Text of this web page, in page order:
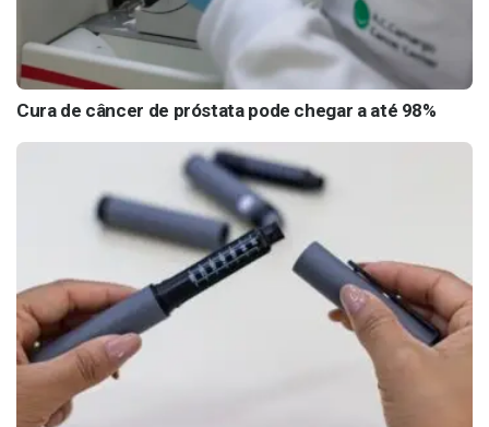
Cura de câncer de próstata pode chegar a até 98%